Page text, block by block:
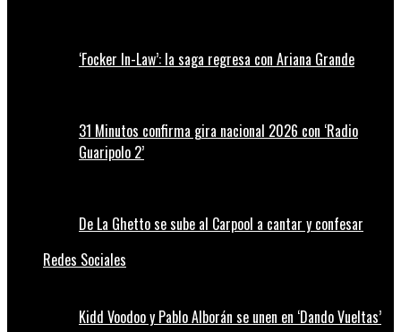
‘Focker In-Law’: la saga regresa con Ariana Grande
31 Minutos confirma gira nacional 2026 con ‘Radio
Guaripolo 2’
De La Ghetto se sube al Carpool a cantar y confesar
Redes Sociales
Kidd Voodoo y Pablo Alborán se unen en ‘Dando Vueltas’